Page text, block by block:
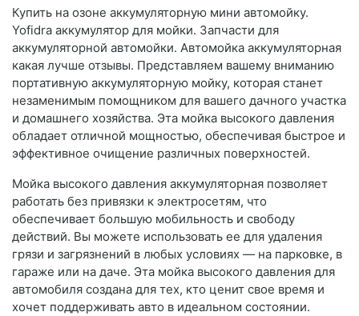
Купить на озоне аккумуляторную мини автомойку.
Yofidra аккумулятор для мойки. Запчасти для
аккумуляторной автомойки. Автомойка аккумуляторная
какая лучше отзывы. Представляем вашему вниманию
портативную аккумуляторную мойку, которая станет
незаменимым помощником для вашего дачного участка
и домашнего хозяйства. Эта мойка высокого давления
обладает отличной мощностью, обеспечивая быстрое и
эффективное очищение различных поверхностей.
Мойка высокого давления аккумуляторная позволяет
работать без привязки к электросетям, что
обеспечивает большую мобильность и свободу
действий. Вы можете использовать ее для удаления
грязи и загрязнений в любых условиях — на парковке, в
гараже или на даче. Эта мойка высокого давления для
автомобиля создана для тех, кто ценит свое время и
хочет поддерживать авто в идеальном состоянии.